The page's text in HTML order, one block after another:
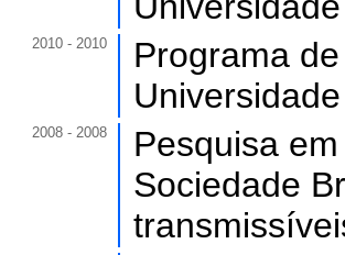
2010 - 2010
Programa
2008 - 2008
Pesquisa
Sociedade